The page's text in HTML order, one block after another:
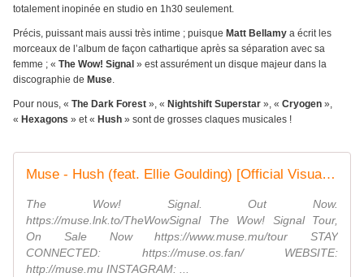
totalement inopinée en studio en 1h30 seulement.
Précis, puissant mais aussi très intime ; puisque Matt Bellamy a écrit les
morceaux de l’album de façon cathartique après sa séparation avec sa
femme ; « The Wow! Signal » est assurément un disque majeur dans la
discographie de Muse.
Pour nous, « The Dark Forest », « Nightshift Superstar », « Cryogen »,
« Hexagons » et « Hush » sont de grosses claques musicales !
Muse - Hush (feat. Ellie Goulding) [Official Visualiser]
The Wow! Signal. Out Now.
https://muse.lnk.to/TheWowSignal The Wow! Signal Tour,
On Sale Now https://www.muse.mu/tour STAY
CONNECTED: https://muse.os.fan/ WEBSITE:
http://muse.mu INSTAGRAM: ...